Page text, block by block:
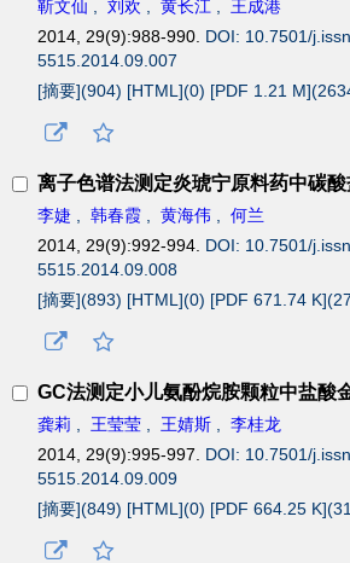
靳文仙 , 刘欢 , 黄长江 , 王成港
2014, 29(9):988-990. DOI: 10.7501/
5515.2014.09.007
[摘要](904) [HTML](0) [PDF 1.21 M](
离子色谱法测定炎琥宁原料药中碳酸
李婕 , 韩春霞 , 黄海伟 , 何兰
2014, 29(9):992-994. DOI: 10.7501/
5515.2014.09.008
[摘要](893) [HTML](0) [PDF 671.74 K](
GC法测定小儿氨酚烷胺颗粒中盐酸
龚莉 , 王莹莹 , 王婧斯 , 李桂龙
2014, 29(9):995-997. DOI: 10.7501/
5515.2014.09.009
[摘要](849) [HTML](0) [PDF 664.25 K](